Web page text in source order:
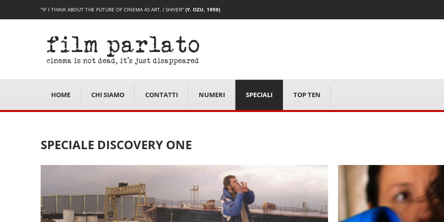
"IF I THINK ABOUT THE FUTURE OF CINEMA AS ART, I SHIVER" (Y. OZU, 1959)
HOME CHI SIAMO CONTATTI NUMERI SPECIALI TOP TEN
SPECIALE DISCOVERY ONE